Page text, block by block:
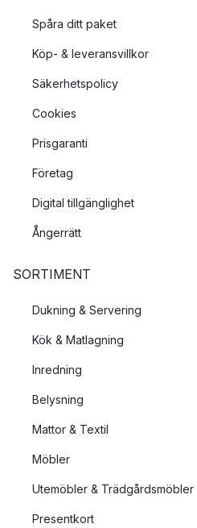
Spåra ditt paket
Köp- & leveransvillkor
Säkerhetspolicy
Cookies
Prisgaranti
Företag
Digital tillgänglighet
Ångerrätt
SORTIMENT
Dukning & Servering
Kök & Matlagning
Inredning
Belysning
Mattor & Textil
Möbler
Utemöbler & Trädgårdsmöbler
Presentkort